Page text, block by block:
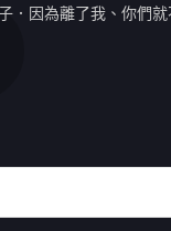
．因為離了我、你們